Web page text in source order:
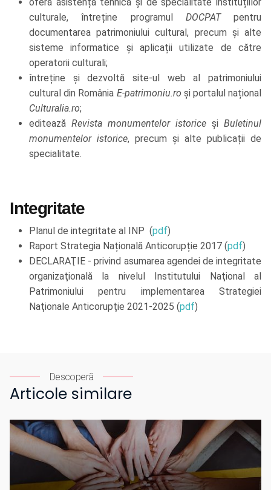
culturale, întreține programul DOCPATpentru
documentarea patrimoniului cultural, precum și alte
sisteme informatice și aplicații utilizate de către
operatorii culturali;
întreține și dezvoltă site-ul web al patrimoniului
cultural din România E-patrimoniu.ro și portalul național
Culturalia.ro;
editează Revista monumentelor istorice și Buletinul
monumentelor istorice, precum și alte publicații de
specialitate.
Integritate
Planul de integritate al INP (pdf)
Raport Strategia Națională Anticorupție 2017 (pdf)
DECLARAŢIE - privind asumarea agendei de integritate
organizaţională la nivelul Institutului Naţional al
Patrimoniului pentru implementarea Strategiei
Naţionale Anticorupţie 2021-2025 (pdf)
Descoperă
Articole similare